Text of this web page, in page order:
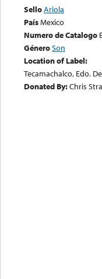
SelloAriola
PaísMexico
Numero de Catalogo
GéneroSon
Location of Label:
Tecamachalco, Edo.
Donated By:Chris